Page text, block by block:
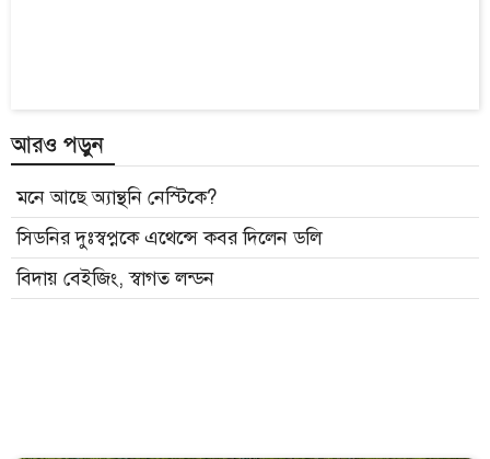
আরও পড়ুন
মনে আছে অ্যান্থনি নেস্টিকে?
সিডনির দুঃস্বপ্নকে এথেন্সে কবর দিলেন ডলি
বিদায় বেইজিং, স্বাগত লন্ডন